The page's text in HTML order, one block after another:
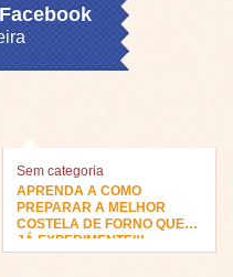
Sem categoria
APRENDA A COMO
PREPARAR A MELHOR
COSTELA DE FORNO QUE
JÁ EXPERIMENTEI!!